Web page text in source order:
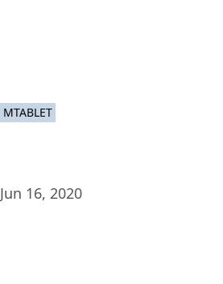
MTABLET
Jun 16, 2020